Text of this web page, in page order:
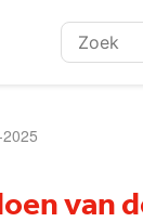
Zoeken:
van